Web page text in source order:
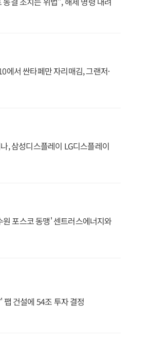
에서 싼타페만 자리매김, 그랜저·
, 삼성디스플레이 LG디스플레이
포스코 동맹' 센트러스에너지와
건설에 54조 투자 결정